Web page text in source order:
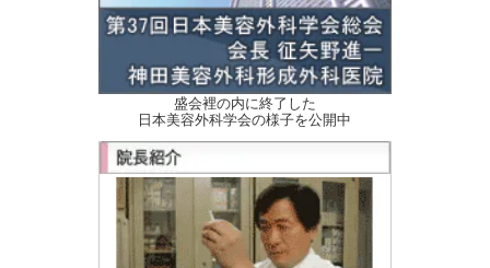
盛会裡の内に終了した
日本美容外科学会の様子を公開中